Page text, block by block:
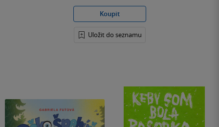
Koupit
Uložit do seznamu